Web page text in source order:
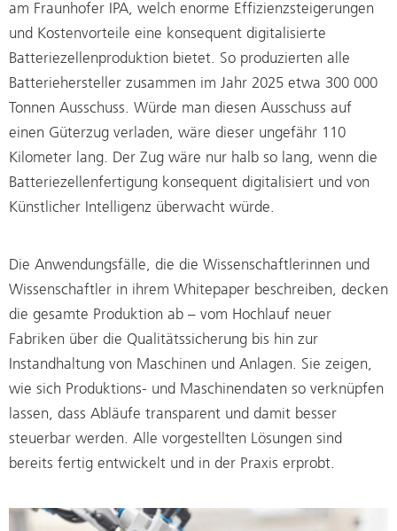
am Fraunhofer IPA, welch enorme Effizienzsteigerungen
und Kostenvorteile eine konsequent digitalisierte
Batteriezellenproduktion bietet. So produzierten alle
Batteriehersteller zusammen im Jahr 2025 etwa 300 000
Tonnen Ausschuss. Würde man diesen Ausschuss auf
einen Güterzug verladen, wäre dieser ungefähr 110
Kilometer lang. Der Zug wäre nur halb so lang, wenn die
Batteriezellenfertigung konsequent digitalisiert und von
Künstlicher Intelligenz überwacht würde.
Die Anwendungsfälle, die die Wissenschaftlerinnen und
Wissenschaftler in ihrem Whitepaper beschreiben, decken
die gesamte Produktion ab – vom Hochlauf neuer
Fabriken über die Qualitätssicherung bis hin zur
Instandhaltung von Maschinen und Anlagen. Sie zeigen,
wie sich Produktions- und Maschinendaten so verknüpfen
lassen, dass Abläufe transparent und damit besser
steuerbar werden. Alle vorgestellten Lösungen sind
bereits fertig entwickelt und in der Praxis erprobt.